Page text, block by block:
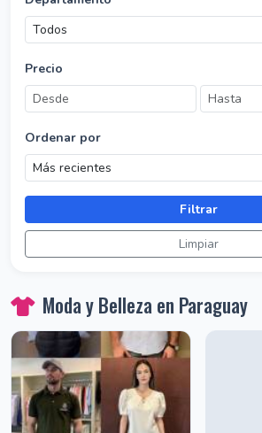
Precio
Ordenar por
Filtrar
Limpiar
Moda y Belleza en Paraguay